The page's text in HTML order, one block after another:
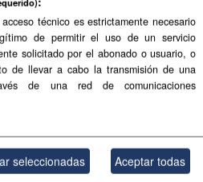
técnico es estrictamente necesario
de permitir el uso de un servicio
solicitado por el abonado o usuario, o
de llevar a cabo la transmisión de una
de una red de comunicaciones
seleccionadas Aceptar todas